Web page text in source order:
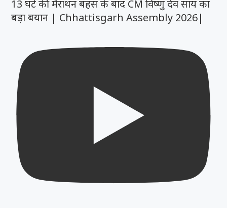
13 घंटे की मैराथन बहस के बाद CM विष्णु देव साय का
बड़ा बयान | Chhattisgarh Assembly 2026|